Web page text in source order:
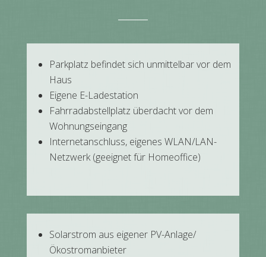
Parkplatz befindet sich unmittelbar vor dem
Haus
Eigene E-Ladestation
Fahrradabstellplatz überdacht vor dem
Wohnungseingang
Internetanschluss, eigenes WLAN/LAN-
Netzwerk (geeignet für Homeoffice)
Solarstrom aus eigener PV-Anlage/
Ökostromanbieter